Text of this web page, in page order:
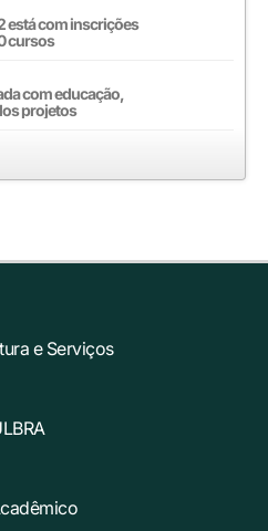
está com inscrições
cursos
com educação,
projetos
e Serviços